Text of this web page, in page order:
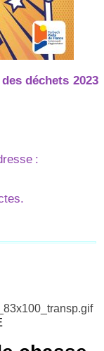
déchets 2023
: